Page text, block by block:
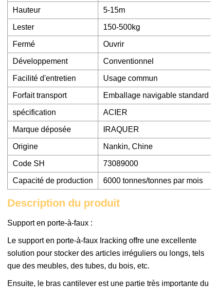
Hauteur 5-15m
Lester 150-500kg
Fermé Ouvrir
Développement Conventionnel
Facilité d'entretien Usage commun
Forfait transport Emballage navigable standard
spécification ACIER
Marque déposée IRAQUER
Origine Nankin, Chine
Code SH 73089000
Capacité de production 6000 tonnes/tonnes par mois
Description du produit
Support en porte-à-faux :
Le support en porte-à-faux Iracking offre une excellente
solution pour stocker des articles irréguliers ou longs, tels
que des meubles, des tubes, du bois, etc.
Ensuite, le bras cantilever est une partie très importante du